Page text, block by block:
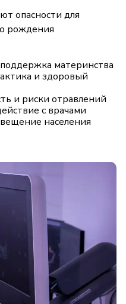
опасности для
рождения
материнства
и здоровый
и риски отравлений
с врачами
населения